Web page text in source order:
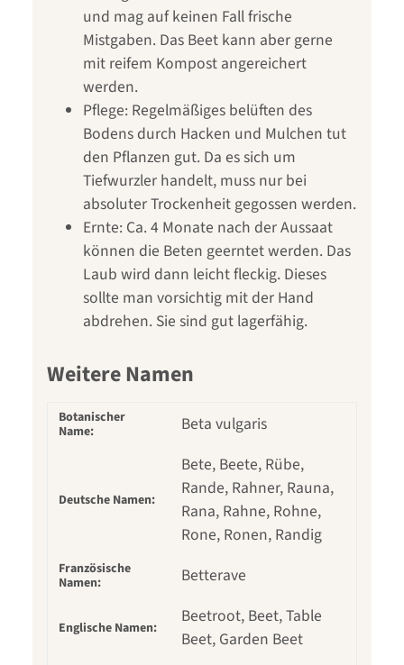
und mag auf keinen Fall frische
Mistgaben. Das Beet kann aber gerne
mit reifem Kompost angereichert
werden.
Pflege: Regelmäßiges belüften des
Bodens durch Hacken und Mulchen tut
den Pflanzen gut. Da es sich um
Tiefwurzler handelt, muss nur bei
absoluter Trockenheit gegossen werden.
Ernte: Ca. 4 Monate nach der Aussaat
können die Beten geerntet werden. Das
Laub wird dann leicht fleckig. Dieses
sollte man vorsichtig mit der Hand
abdrehen. Sie sind gut lagerfähig.
Weitere Namen
Botanischer
Name:
Beta vulgaris
Deutsche Namen:
Bete, Beete, Rübe,
Rande, Rahner, Rauna,
Rana, Rahne, Rohne,
Rone, Ronen, Randig
Französische
Namen:
Betterave
Englische Namen:
Beetroot, Beet, Table
Beet, Garden Beet